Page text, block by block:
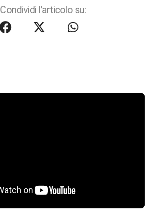
Condividi l'articolo su: